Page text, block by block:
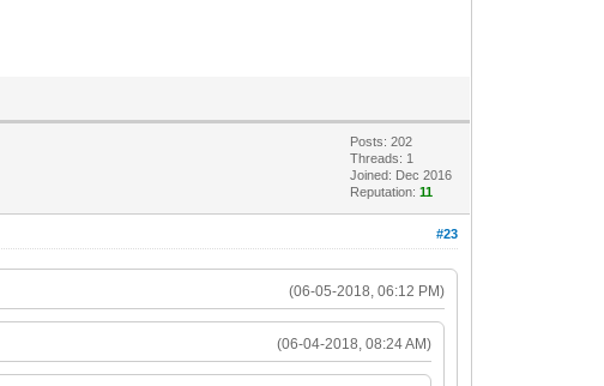
Posts: 202
Threads: 1
Joined: Dec 2016
Reputation:11
#23
(06-05-2018, 06:12 PM)
(06-04-2018, 08:24 AM)